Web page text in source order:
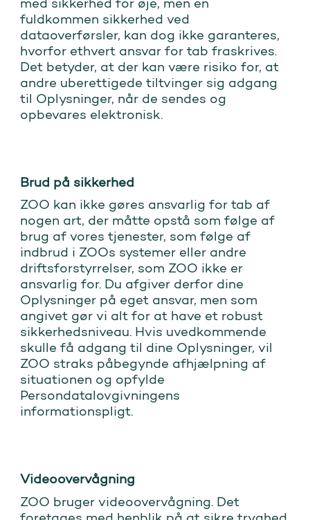
med sikkerhed for øje, men en
fuldkommen sikkerhed ved
dataoverførsler, kan dog ikke garanteres,
hvorfor ethvert ansvar for tab fraskrives.
Det betyder, at der kan være risiko for, at
andre uberettigede tiltvinger sig adgang
til Oplysninger, når de sendes og
opbevares elektronisk.
Brud på sikkerhed
ZOO kan ikke gøres ansvarlig for tab af
nogen art, der måtte opstå som følge af
brug af vores tjenester, som følge af
indbrud i ZOOs systemer eller andre
driftsforstyrrelser, som ZOO ikke er
ansvarlig for. Du afgiver derfor dine
Oplysninger på eget ansvar, men som
angivet gør vi alt for at have et robust
sikkerhedsniveau. Hvis uvedkommende
skulle få adgang til dine Oplysninger, vil
ZOO straks påbegynde afhjælpning af
situationen og opfylde
Persondatalovgivningens
informationspligt.
Videoovervågning
ZOO bruger videoovervågning. Det